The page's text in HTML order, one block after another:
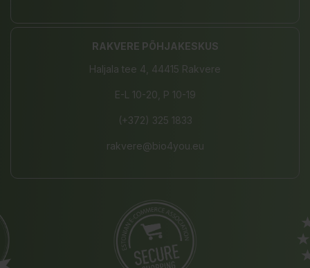
RAKVERE PÕHJAKESKUS
Haljala tee 4, 44415 Rakvere
E-L 10-20, P 10-19
(+372) 325 1833
rakvere@bio4you.eu